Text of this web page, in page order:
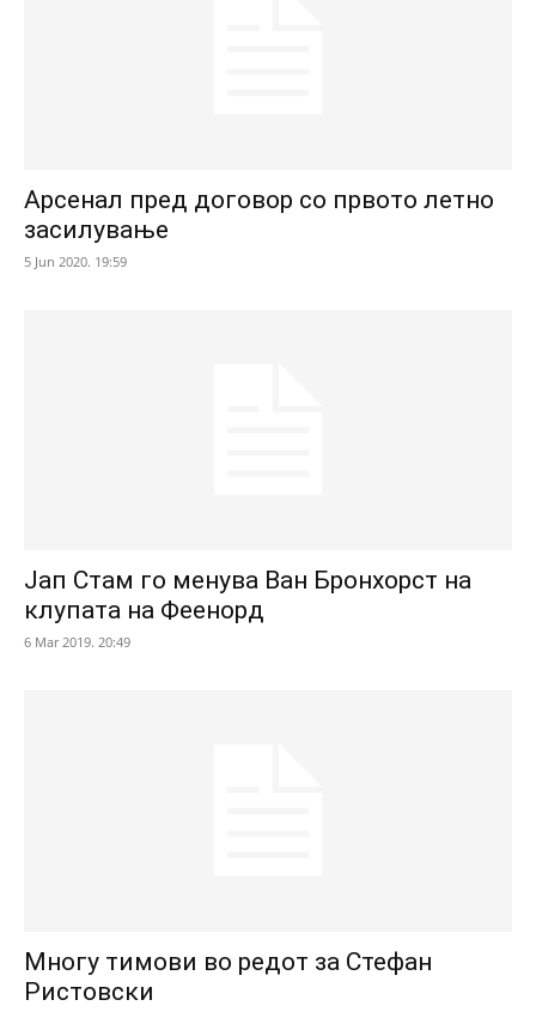
Арсенал пред договор со првото летно
засилување
5 Jun 2020. 19:59
Јап Стам го менува Ван Бронхорст на
клупата на Феенорд
6 Mar 2019. 20:49
Многу тимови во редот за Стефан
Ристовски